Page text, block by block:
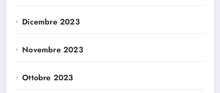
Dicembre 2023
Novembre 2023
Ottobre 2023